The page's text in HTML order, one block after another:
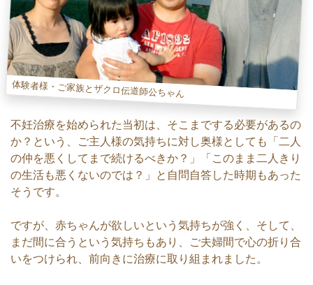
体験者様・ご家族とザクロ伝道師公ちゃん
不妊治療を始められた当初は、そこまでする必要があるの
か？という、ご主人様の気持ちに対し奥様としても「二人
の仲を悪くしてまで続けるべきか？」「このまま二人きり
の生活も悪くないのでは？」と自問自答した時期もあった
そうです。
ですが、赤ちゃんが欲しいという気持ちが強く、そして、
まだ間に合うという気持ちもあり、ご夫婦間で心の折り合
いをつけられ、前向きに治療に取り組まれました。